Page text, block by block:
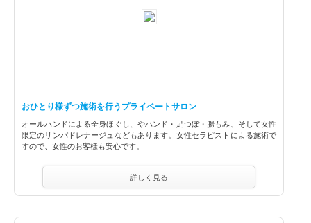
おひとり様ずつ施術を行うプライベートサロン
オールハンドによる全身ほぐし、やハンド・足つぼ・腸もみ、そして女性
限定のリンパドレナージュなどもあります。女性セラピストによる施術で
すので、女性のお客様も安心です。
詳しく見る